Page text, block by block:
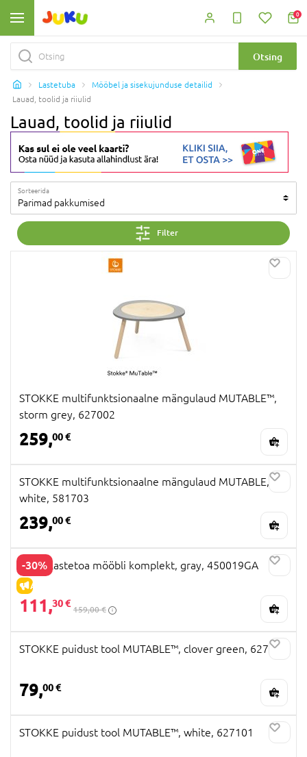
0
Otsing
Lastetuba
Mööbel ja sisekujunduse detailid
Lauad, toolid ja riiulid
Lauad, toolid ja riiulid
Sorteerida
Parimad pakkumised
Filter
STOKKE multifunktsionaalne mängulaud MUTABLE™,
storm grey, 627002
259,00 €
STOKKE multifunktsionaalne mängulaud MUTABLE,
white, 581703
239,00 €
-30%
ALLAHINDLUS
ROBA lastetoa mööbli komplekt, gray, 450019GA
111,30 €
159,00 €
STOKKE puidust tool MUTABLE™, clover green, 627103
79,00 €
STOKKE puidust tool MUTABLE™, white, 627101